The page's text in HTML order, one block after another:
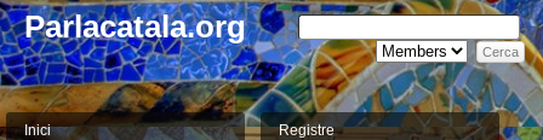
Parlacatala.org
Inici Registre